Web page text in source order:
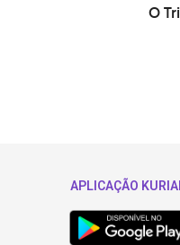
O
APLICAÇÃO